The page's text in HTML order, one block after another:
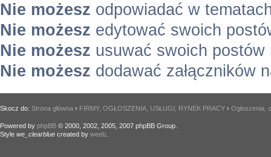
Nie możesz odpowiadać w
Nie możesz edytować swoich
Nie możesz usuwać swoich postów
Nie możesz dodawać załączników
Skocz do: Strona główna › FIRMY, OGŁOSZENIA, USŁUGI, RYNEK PRACY › Ogłoszenia,
Powered by phpBB © 2000, 2002, 2005, 2007 phpBB Group.
Style we_clearblue created by weeb